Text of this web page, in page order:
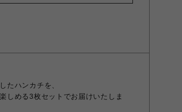
たハンカチを、
しめる3枚セットでお届けいたしま